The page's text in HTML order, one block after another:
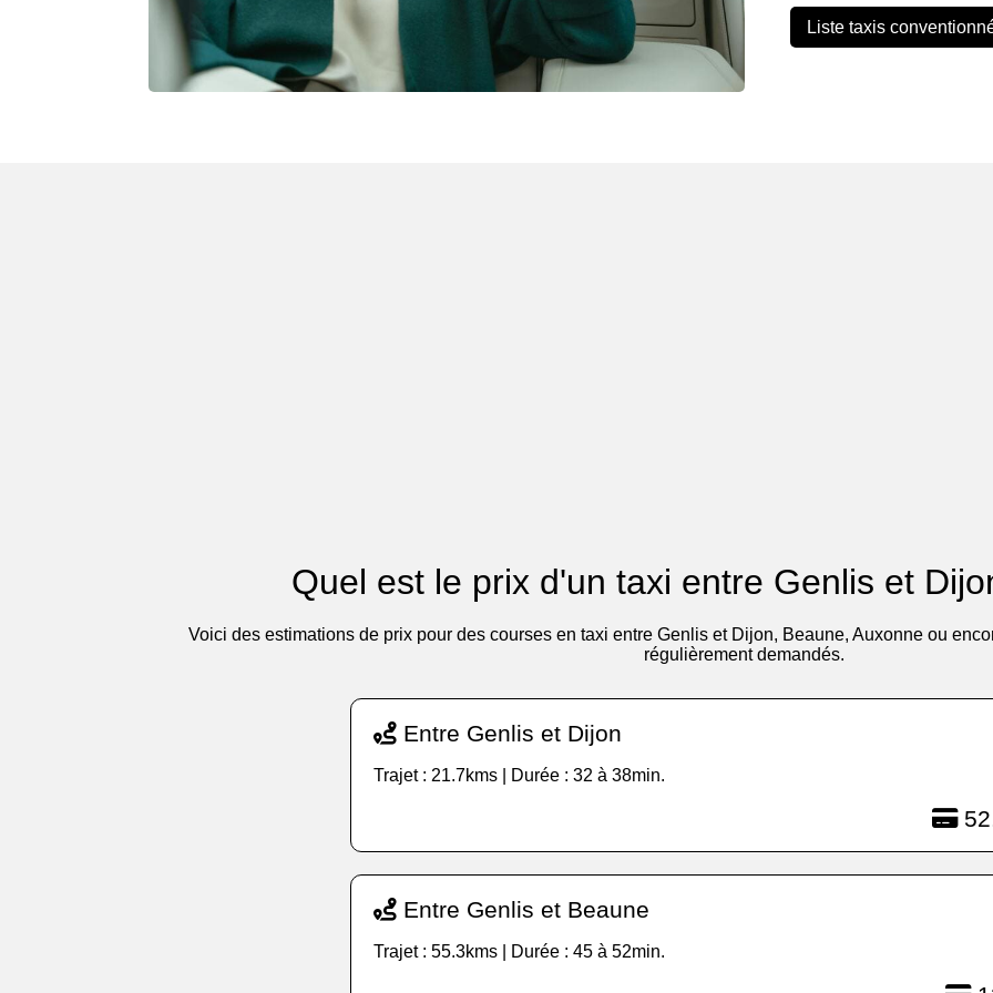
Liste taxis
Quel est le prix d'un taxi entre Genlis et
Voici des estimations de prix pour des courses en taxi entre Genlis et Dijon, Beaune, Auxonne ou
régulièrement demandés.
Entre Genlis et Dijon
Trajet : 21.7kms | Durée : 32 à 38min.
Entre Genlis et Beaune
Trajet : 55.3kms | Durée : 45 à 52min.